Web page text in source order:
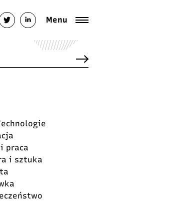
Menu
praca
i sztuka